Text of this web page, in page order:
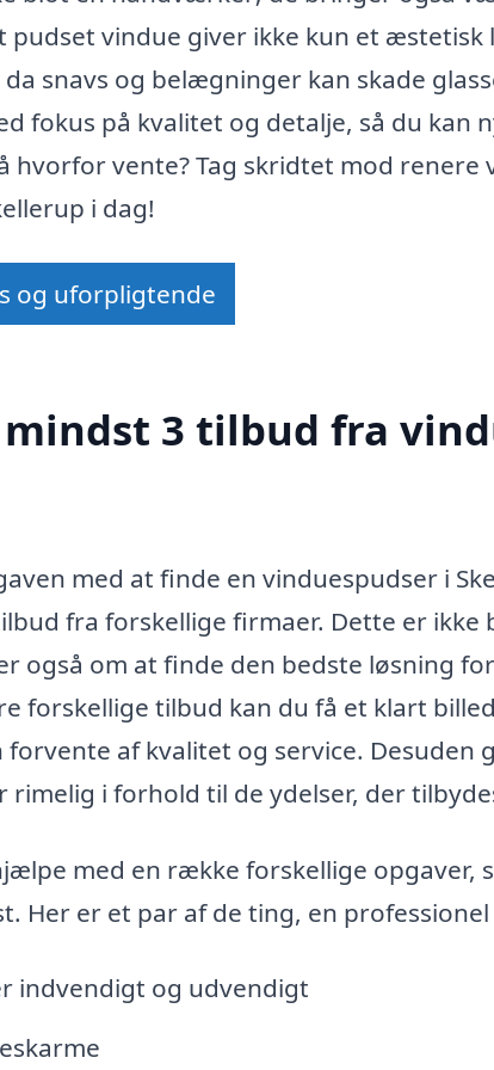
pudset vindue giver ikke kun et
snavs og belægninger kan skade
fokus på kvalitet og detalje, så du kan
hvorfor vente? Tag skridtet mod
i dag!
og uforpligtende
3 tilbud fra
med at finde en vinduespudser i
fra forskellige firmaer. Dette er ikke
også om at finde den bedste løsning
forskellige tilbud kan du få et klart
af kvalitet og service. Desuden
rimelig i forhold til de ydelser, der
med en række forskellige opgaver,
Her er et par af de ting, en
indvendigt og udvendigt